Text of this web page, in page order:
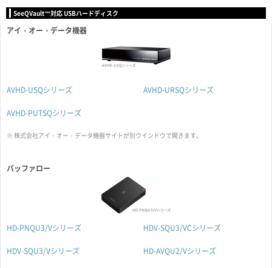
SeeQVault™対応 USBハードディスク
アイ・オー・データ機器
AVHD-USQシリーズ AVHD-URSQシリーズ
AVHD-PUTSQシリーズ
※ 株式会社アイ・オー・データ機器サイトが別ウインドウで開きます。
バッファロー
HD-PNQU3/Vシリーズ HDV-SQU3/VCシリーズ
HDV-SQU3/Vシリーズ HD-AVQU2/Vシリーズ